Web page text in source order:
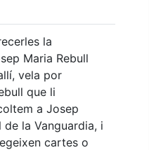
la
Maria Rebull
vela por
que li
a Josep
la Vanguardia, i
cartes o